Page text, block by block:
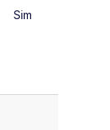
Sim